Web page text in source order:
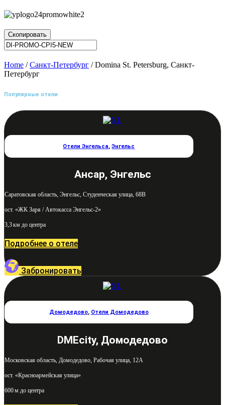
Скопировать
Home /Санкт-Петербург / Domina St. Petersburg, Санкт-
Петербург
Популярные отели
Отели Энгельса,Энгельс
Ансар, Энгельс
Саратовская область, Энгельс, Студенческая улица, 68В
ост. «ЖК Заря / Автокасса Энгельс-2»
3,3 км до центра
Подробнее о отеле
Забронировать
Домодедово, Отели Домодедово
DMEcity, Домодедово
Московская область, Домодедово, Рабочая улица, 12А
ост. «Красноармейская улица»
600 м до центра